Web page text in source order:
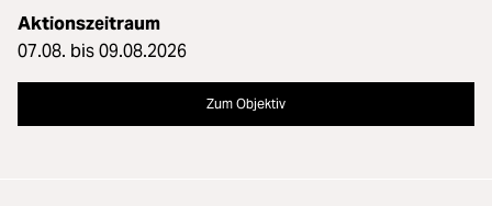
Aktionszeitraum
07.08. bis 09.08.2026
Zum Objektiv